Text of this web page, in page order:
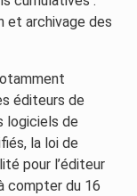
et archivage des
éditeurs de
logiciels de
la loi de
pour l’éditeur
compter du 16